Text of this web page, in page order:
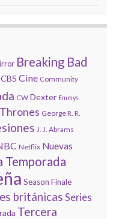
Breaking Bad
CBS Cine Community
CW Dexter Emmys
George R. R.
J. J. Abrams
Netflix Nuevas
Temporada
Season Finale
británicas Series
Tercera